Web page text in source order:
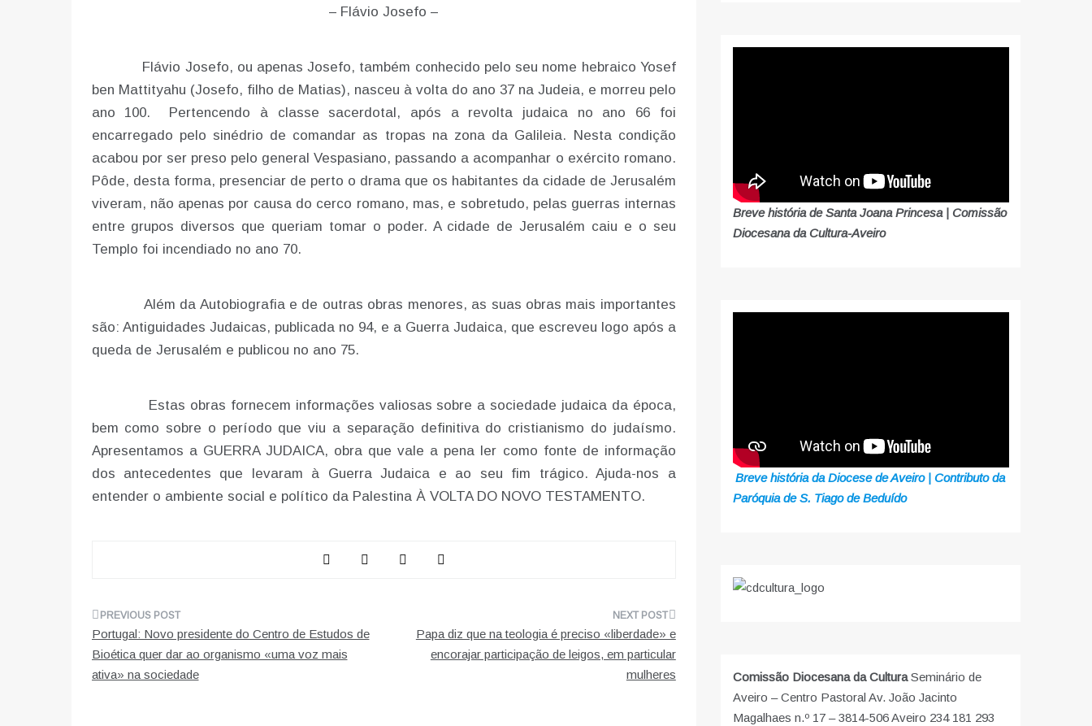
– Flávio Josefo –
Flávio Josefo, ou apenas Josefo, também conhecido pelo seu nome hebraico Yosef
ben Mattityahu (Josefo, filho de Matias), nasceu à volta do ano 37 na Judeia, e morreu pelo
ano 100. Pertencendo à classe sacerdotal, após a revolta judaica no ano 66 foi
encarregado pelo sinédrio de comandar as tropas na zona da Galileia. Nesta condição
acabou por ser preso pelo general Vespasiano, passando a acompanhar o exército romano.
Pôde, desta forma, presenciar de perto o drama que os habitantes da cidade de Jerusalém
viveram, não apenas por causa do cerco romano, mas, e sobretudo, pelas guerras internas
entre grupos diversos que queriam tomar o poder. A cidade de Jerusalém caiu e o seu
Templo foi incendiado no ano 70.
Além da Autobiografia e de outras obras menores, as suas obras mais importantes
são: Antiguidades Judaicas, publicada no 94, e a Guerra Judaica, que escreveu logo após a
queda de Jerusalém e publicou no ano 75.
Estas obras fornecem informações valiosas sobre a sociedade judaica da época,
bem como sobre o período que viu a separação definitiva do cristianismo do judaísmo.
Apresentamos a GUERRA JUDAICA, obra que vale a pena ler como fonte de informação
dos antecedentes que levaram à Guerra Judaica e ao seu fim trágico. Ajuda-nos a
entender o ambiente social e político da Palestina À VOLTA DO NOVO TESTAMENTO.
Navegação
de
artigos
Portugal: Novo presidente do Centro de Estudos de
Bioética quer dar ao organismo «uma voz mais
ativa» na sociedade
Papa diz que na teologia é preciso «liberdade» e
encorajar participação de leigos, em particular
mulheres
Breve história de Santa Joana Princesa | Comissão
Diocesana da Cultura-Aveiro
Breve história da Diocese de Aveiro | Contributo da
Paróquia de S. Tiago de Beduído
Comissão Diocesana da CulturaSeminário de
Aveiro – Centro Pastoral Av. João Jacinto
Magalhaes n.º 17 – 3814-506 Aveiro 234 181 293